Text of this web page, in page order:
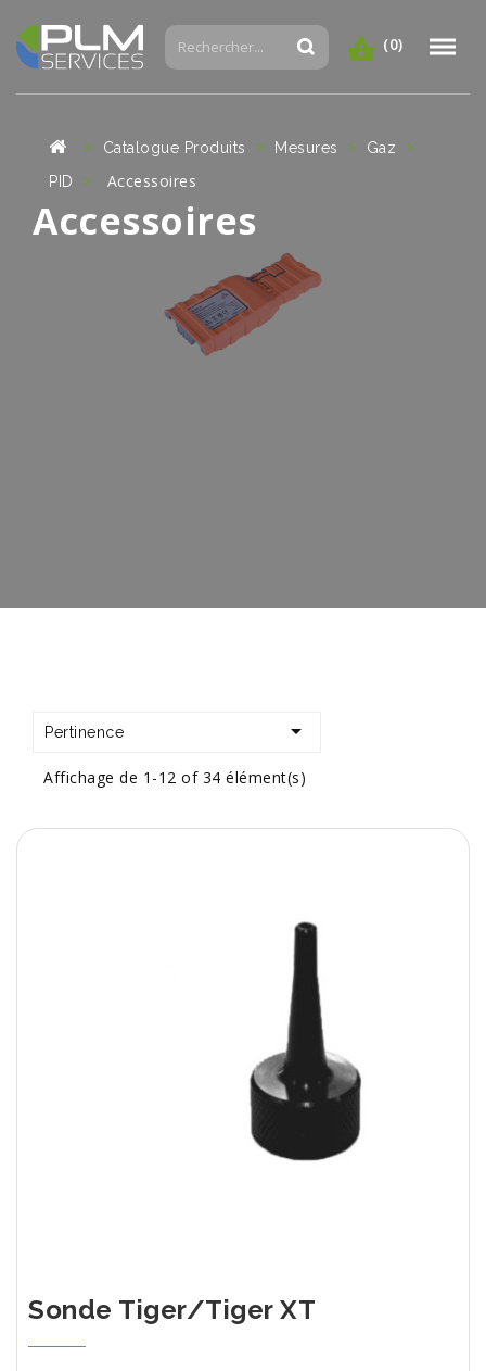
(0)
Catalogue Produits Mesures
Gaz
PID
Accessoires
Accessoires
Pertinence 
Affichage de 1-12 of 34 élément(s)
Sonde Tiger/Tiger XT